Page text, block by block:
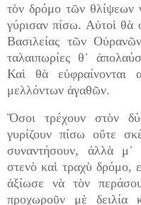
τὸν δρόμο τῶν θλίψεων
γύρισαν πίσω. Αὐτοὶ θὰ
Βασιλείας τῶν
ταλαιπωρίες θ᾿
Καὶ θὰ εὐφραίνονται
μελλόντων ἀγαθῶν.
Ὅσοι τρέχουν στὸν
γυρίζουν πίσω οὔτε
συναντήσουν, ἀλλὰ μ᾿
στενὸ καὶ τραχὺ δρόμο,
ἀξίωσε νὰ τὸν
προχωροῦν μὲ δειλία